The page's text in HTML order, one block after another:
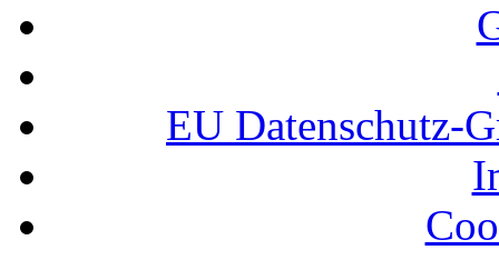
EU Datenschutz-